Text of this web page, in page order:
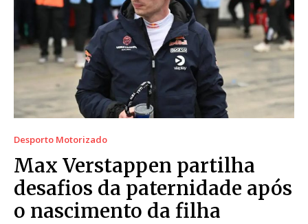
Desporto Motorizado
Max Verstappen partilha
desafios da paternidade após
o nascimento da filha